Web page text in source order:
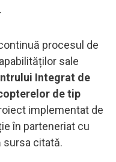
procesul de
sale
Integrat de
de tip
implementat de
în parteneriat cu
sursa citată.